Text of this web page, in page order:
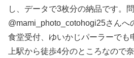
し、データで3枚分の納品です。
@mami_photo_cotohogi25さんへ
食堂受付、ゆいかじパーラーでも
上駅から徒歩4分のところなので